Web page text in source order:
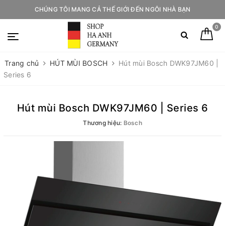
CHÚNG TÔI MANG CẢ THẾ GIỚI ĐẾN NGÔI NHÀ BẠN
0
Trang chủ HÚT MÙI BOSCH
Hút mùi Bosch DWK97JM60 |
Series 6
Hút mùi Bosch DWK97JM60 | Series 6
Thương hiệu: Bosch